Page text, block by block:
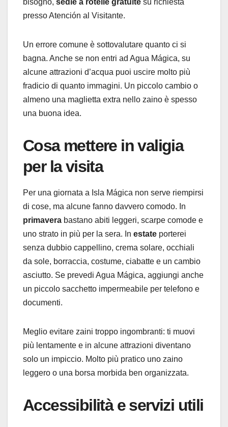
presso Atención al Visitante.
Un errore comune è sottovalutare quanto ci si
bagna. Anche se non entri ad Agua Mágica, su
alcune attrazioni d’acqua puoi uscire molto più
fradicio di quanto immagini. Un piccolo cambio o
almeno una maglietta extra nello zaino è spesso
una buona idea.
Cosa mettere in valigia
per la visita
Per una giornata a Isla Mágica non serve riempirsi
di cose, ma alcune fanno davvero comodo. In
primavera bastano abiti leggeri, scarpe comode e
uno strato in più per la sera. In estate porterei
senza dubbio cappellino, crema solare, occhiali
da sole, borraccia, costume, ciabatte e un cambio
asciutto. Se prevedi Agua Mágica, aggiungi anche
un piccolo sacchetto impermeabile per telefono e
documenti.
Meglio evitare zaini troppo ingombranti: ti muovi
più lentamente e in alcune attrazioni diventano
solo un impiccio. Molto più pratico uno zaino
leggero o una borsa morbida ben organizzata.
Accessibilità e servizi utili